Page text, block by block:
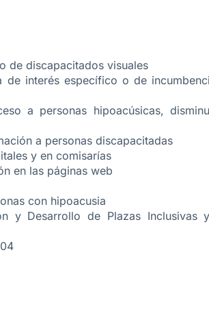
de discapacitados visuales
interés específico o de
a personas hipoacúsicas,
a personas discapacitadas
y en comisarías
en las páginas web
con hipoacusia
y Desarrollo de Plazas Inclusivas